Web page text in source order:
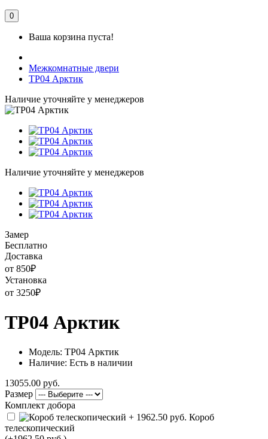
0
Ваша корзина пуста!
Межкомнатные двери
ТР04 Арктик
Наличие уточняйте у менеджеров
Наличие уточняйте у менеджеров
Замер
Бесплатно
Доставка
от 850₽
Установка
от 3250₽
ТР04 Арктик
Модель: ТР04 Арктик
Наличие: Есть в наличии
13055.00 руб.
Размер
Комплект добора
Короб
телескопический